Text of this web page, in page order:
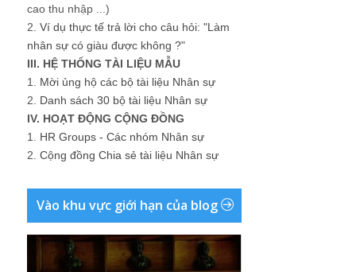
cao thu nhập ...)
2. Ví dụ thực tế trả lời cho câu hỏi: "Làm
nhân sự có giàu được không ?"
III. HỆ THỐNG TÀI LIỆU MẪU
1. Mời ủng hộ các bộ tài liệu Nhân sự
2. Danh sách 30 bộ tài liệu Nhân sự
IV. HOẠT ĐỘNG CỘNG ĐỒNG
1. HR Groups - Các nhóm Nhân sự
2. Cộng đồng Chia sẻ tài liệu Nhân sự
Vào khu vực giới hạn của blog